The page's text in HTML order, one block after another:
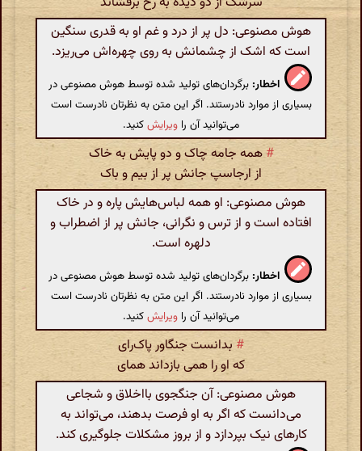
هوش مصنوعی: دل پر از درد و غم او به قدری سنگین
است که اشک از چشمانش به روی چهره‌اش می‌ریزد.
اخطار: برگردان‌های تولید شده توسط هوش مصنوعی در
بسیاری از موارد نادرستند. اگر این متن به نظرتان نادرست است
می‌توانید آن را ویرایشکنید.
# همه جامه چاک و دو پایش به خاک
از ارجاسپ جانش پر از بیم و باک
هوش مصنوعی: او همه لباس‌هایش پاره و در خاک
افتاده است و از ترس و نگرانی، جانش پر از اضطراب و
دلهره است.
اخطار: برگردان‌های تولید شده توسط هوش مصنوعی در
بسیاری از موارد نادرستند. اگر این متن به نظرتان نادرست است
می‌توانید آن را ویرایشکنید.
# بدانست جنگاور پاک‌رای
که او را همی بازداند همای
هوش مصنوعی: آن جنگجوی بااخلاق و شجاعی
می‌دانست که اگر به او فرصت بدهند، می‌تواند به
کارهای نیک بپردازد و از بروز مشکلات جلوگیری کند.